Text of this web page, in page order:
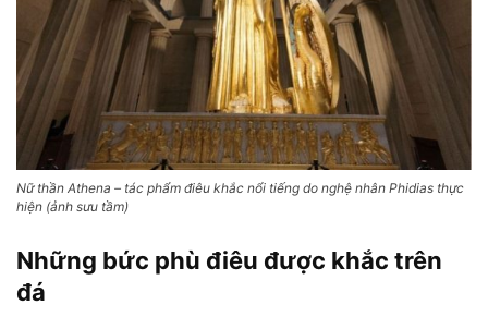
Nữ thần Athena – tác phẩm điêu khắc nổi tiếng do nghệ nhân Phidias thực
hiện (ảnh sưu tầm)
Những bức phù điêu được khắc trên
đá